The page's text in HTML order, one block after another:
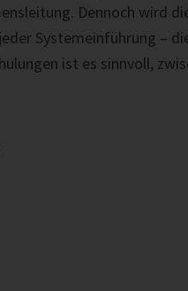
Dennoch wird
Systemeinführung –
ist es sinnvoll,